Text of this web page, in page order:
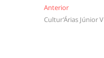
Navegação
de
AnteriorAnterior
Cultur’Árias Júnior V